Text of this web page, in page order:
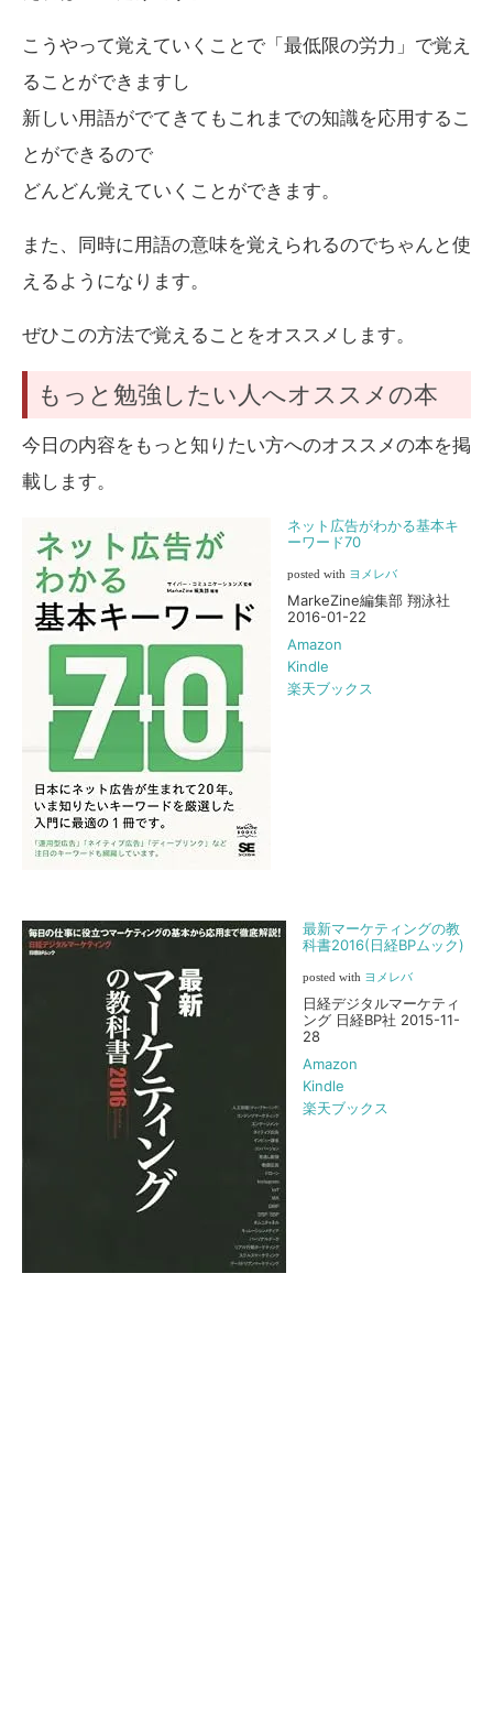
こうやって覚えていくことで「最低限の労力」で覚え
ることができますし
新しい用語がでてきてもこれまでの知識を応用するこ
とができるので
どんどん覚えていくことができます。
また、同時に用語の意味を覚えられるのでちゃんと使
えるようになります。
ぜひこの方法で覚えることをオススメします。
もっと勉強したい人へオススメの本
今日の内容をもっと知りたい方へのオススメの本を掲
載します。
ネット広告がわかる基本キ
ーワード70
posted with ヨメレバ
MarkeZine編集部 翔泳社
2016-01-22
Amazon
Kindle
楽天ブックス
最新マーケティングの教
科書2016(日経BPムック)
posted with ヨメレバ
日経デジタルマーケティ
ング 日経BP社 2015-11-
28
Amazon
Kindle
楽天ブックス